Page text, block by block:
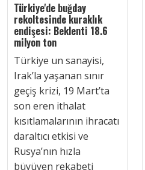
Türkiye'de buğday
rekoltesinde kuraklık
endişesi: Beklenti 18.6
milyon ton
Türkiye un sanayisi,
Irak’la yaşanan sınır
geçiş krizi, 19 Mart’ta
son eren ithalat
kısıtlamalarının ihracatı
daraltıcı etkisi ve
Rusya’nın hızla
büyüyen rekabeti